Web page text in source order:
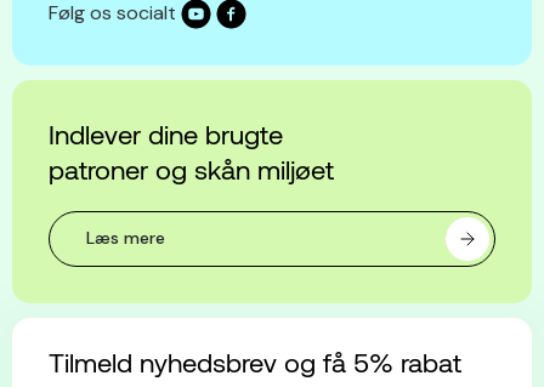
Følg os socialt
Indlever dine brugte
patroner og skån miljøet
Læs mere
Tilmeld nyhedsbrev og få 5% rabat